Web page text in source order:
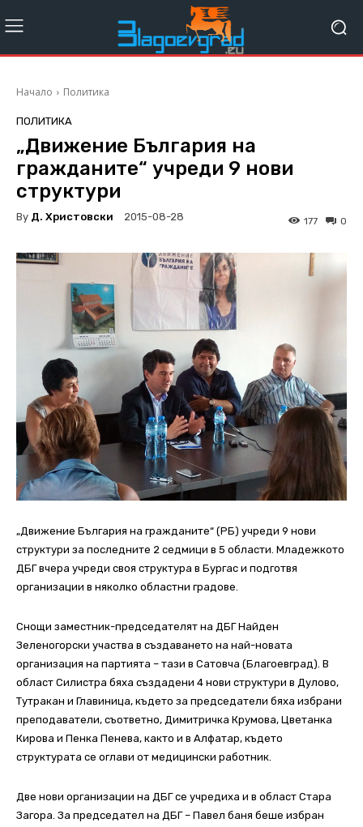
Начало Политика
ПОЛИТИКА
„Движение България на
гражданите“ учреди 9 нови
структури
By Д. Христовски 2015-08-28 0
177
„Движение България на гражданите“ (РБ) учреди 9 нови
структури за последните 2 седмици в 5 области. Младежкото
ДБГ вчера учреди своя структура в Бургас и подготвя
организации в няколко областни градове.
Снощи заместник-председателят на ДБГ Найден
Зеленогорски участва в създаването на най-новата
организация на партията – тази в Сатовча (Благоевград). В
област Силистра бяха създадени 4 нови структури в Дулово,
Тутракан и Главиница, където за председатели бяха избрани
преподаватели, съответно, Димитричка Крумова, Цветанка
Кирова и Пенка Пенева, както и в Алфатар, където
структурата се оглави от медицински работник.
Две нови организации на ДБГ се учредиха и в област Стара
Загора. За председател на ДБГ – Павел баня беше избран